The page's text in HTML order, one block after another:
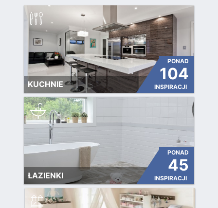
KUCHNIE
PONAD
104
INSPIRACJI
ŁAZIENKI
PONAD
45
INSPIRACJI